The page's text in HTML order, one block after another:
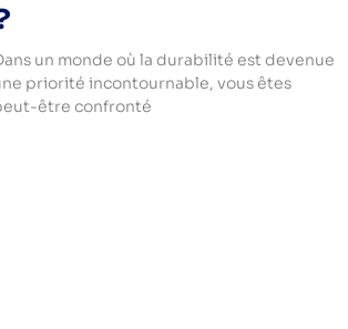
un monde où la durabilité est devenue
priorité incontournable, vous êtes
être confronté